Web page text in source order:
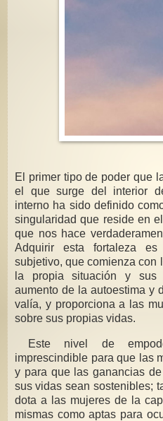
El primer tipo de poder que
el que surge del interior de ellas mismas. El poder
interno ha sido definido
singularidad que reside en
que nos hace verdaderamente humanos” (CCIC 1994).
Adquirir esta fortaleza es un
subjetivo, que comienza con
la propia situación y sus causas, trae consigo un
aumento de la autoestima y de la
valía, y proporciona a las
sobre sus propias vidas.
Este nivel de
imprescindible para que las mujeres mejoren
y para que las ganancias
sus vidas sean sostenibles; también se ha señalado que
dota a las mujeres de la capacidad para percibirse a sí
mismas como aptas para